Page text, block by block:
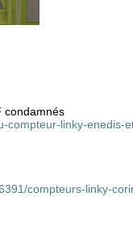
condamnés
compteur-linky-enedis-
compteurs-linky-